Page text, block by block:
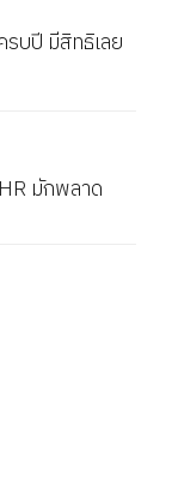
บปี มีสิทธิเลย
มักพลาด